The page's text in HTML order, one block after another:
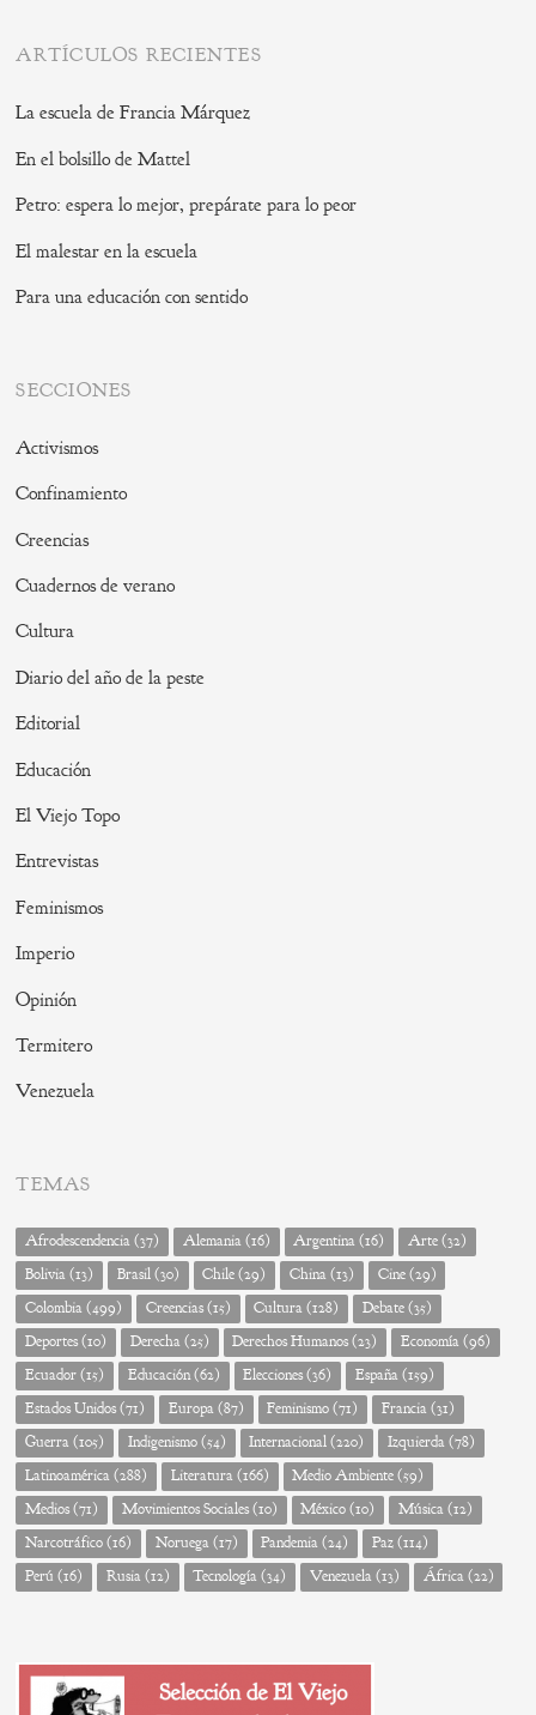
ARTÍCULOS RECIENTES
La escuela de Francia Márquez
En el bolsillo de Mattel
Petro: espera lo mejor, prepárate para lo peor
El malestar en la escuela
Para una educación con sentido
SECCIONES
Activismos
Confinamiento
Creencias
Cuadernos de verano
Cultura
Diario del año de la peste
Editorial
Educación
El Viejo Topo
Entrevistas
Feminismos
Imperio
Opinión
Termitero
Venezuela
TEMAS
Afrodescendencia(37) Alemania(16) Argentina(16) Arte(32)
Bolivia(13) Brasil(30) Chile(29) China(13) Cine(29)
Colombia(499) Creencias(15) Cultura(128) Debate(35)
Deportes(10) Derecha(25) Derechos Humanos(23) Economía(96)
Ecuador(15) Educación(62) Elecciones(36) España(159)
Estados Unidos(71) Europa(87) Feminismo(71) Francia(31)
Guerra(105) Indigenismo(54) Internacional(220) Izquierda(78)
Latinoamérica(288) Literatura(166) Medio Ambiente(59)
Medios(71) Movimientos Sociales(10) México(10) Música(12)
Narcotráfico(16) Noruega(17) Pandemia(24) Paz(114)
Perú (16) Rusia(12) Tecnología(34) Venezuela(13) África(22)